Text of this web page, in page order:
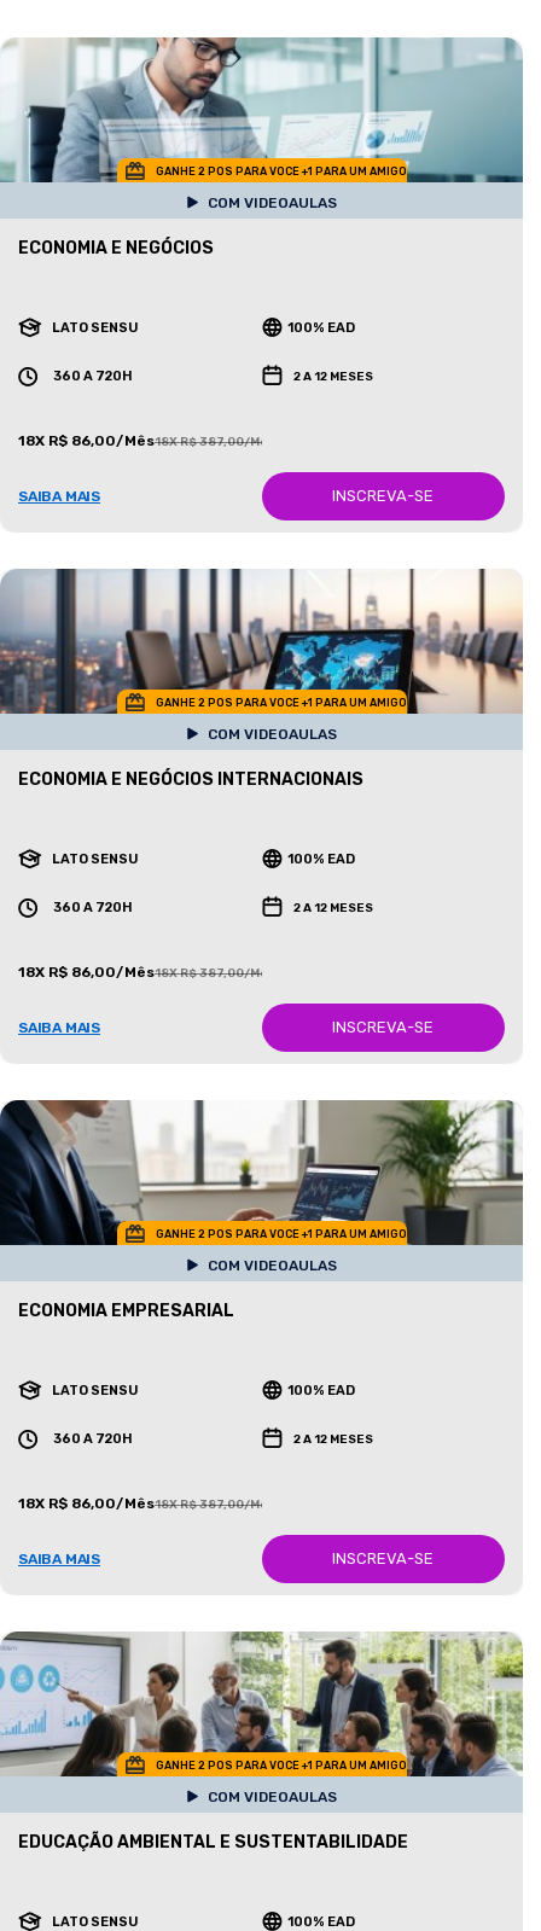
GANHE 2 POS PARA VOCE +1 PARA UM AMIGO
COM VIDEOAULAS
ECONOMIA E NEGÓCIOS
LATO SENSU 100% EAD
360 A 720H 2 A 12 MESES
18X R$ 86,00/Mês18X R$ 387,00/Mês
SAIBA MAIS INSCREVA-SE
GANHE 2 POS PARA VOCE +1 PARA UM AMIGO
COM VIDEOAULAS
ECONOMIA E NEGÓCIOS INTERNACIONAIS
LATO SENSU 100% EAD
360 A 720H 2 A 12 MESES
18X R$ 86,00/Mês18X R$ 387,00/Mês
SAIBA MAIS INSCREVA-SE
GANHE 2 POS PARA VOCE +1 PARA UM AMIGO
COM VIDEOAULAS
ECONOMIA EMPRESARIAL
LATO SENSU 100% EAD
360 A 720H 2 A 12 MESES
18X R$ 86,00/Mês18X R$ 387,00/Mês
SAIBA MAIS INSCREVA-SE
GANHE 2 POS PARA VOCE +1 PARA UM AMIGO
COM VIDEOAULAS
EDUCAÇÃO AMBIENTAL E SUSTENTABILIDADE
LATO SENSU 100% EAD